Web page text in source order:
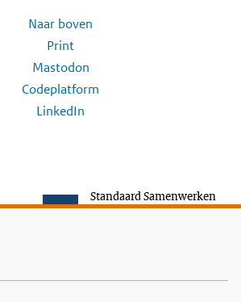
Naar boven
Print
Mastodon
Codeplatform
LinkedIn
Standaard Samenwerken